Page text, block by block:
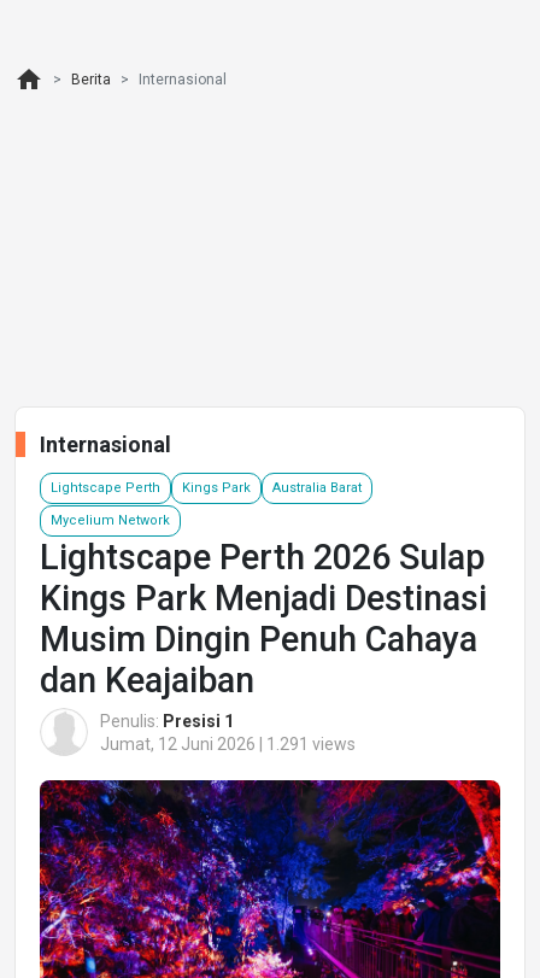
home Berita Internasional
Internasional
Lightscape Perth Kings Park Australia Barat
Mycelium Network
Lightscape Perth 2026 Sulap
Kings Park Menjadi Destinasi
Musim Dingin Penuh Cahaya
dan Keajaiban
Penulis: Presisi 1
Jumat, 12 Juni 2026 | 1.291 views